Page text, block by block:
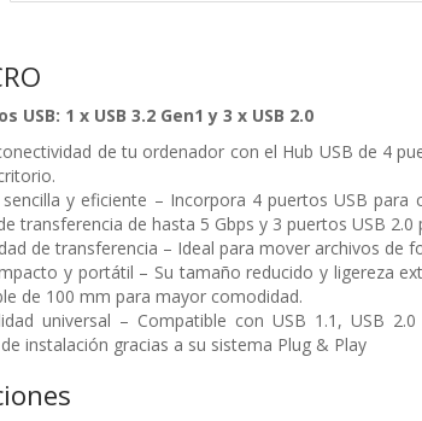
USB: 1 x USB 3.2 Gen1 y 3 x USB 2.0
de tu ordenador con el Hub USB de 4
sencilla y eficiente – Incorpora 4 puertos USB
transferencia de hasta 5 Gbps y 3 puertos USB 2.0
de transferencia – Ideal para mover archivos de
y portátil – Su tamaño reducido y ligereza
de 100 mm para mayor comodidad.
universal – Compatible con USB 1.1, USB
instalación gracias a su sistema Plug & Play